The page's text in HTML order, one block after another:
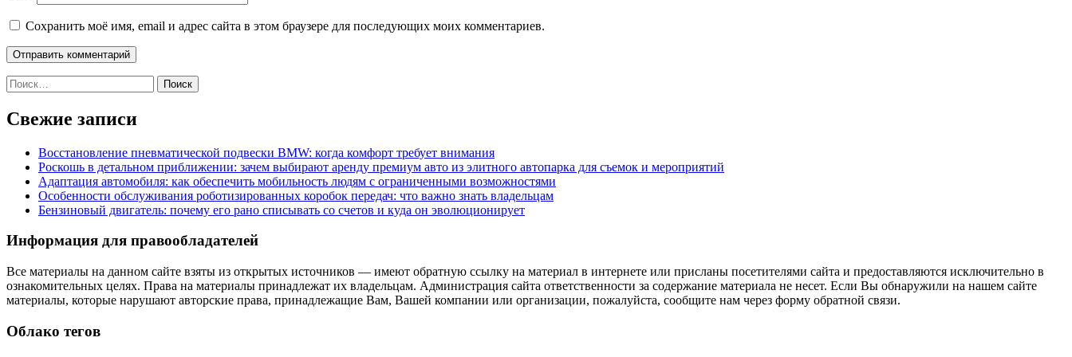
Сохранить моё имя, email и адрес сайта в этом браузере для последующих моих комментариев.
Найти:
Свежие записи
Восстановление пневматической подвески BMW: когда комфорт требует внимания
Роскошь в детальном приближении: зачем выбирают аренду премиум авто из элитного автопарка для съемок и мероприятий
Адаптация автомобиля: как обеспечить мобильность людям с ограниченными возможностями
Особенности обслуживания роботизированных коробок передач: что важно знать владельцам
Бензиновый двигатель: почему его рано списывать со счетов и куда он эволюционирует
Информация для правообладателей
Все материалы на данном сайте взяты из открытых источников — имеют обратную ссылку на материал в интернете или присланы посетителями сайта и предоставляются исключительно в
ознакомительных целях. Права на материалы принадлежат их владельцам. Администрация сайта ответственности за содержание материала не несет. Если Вы обнаружили на нашем сайте
материалы, которые нарушают авторские права, принадлежащие Вам, Вашей компании или организации, пожалуйста, сообщите нам через форму обратной связи.
Облако тегов